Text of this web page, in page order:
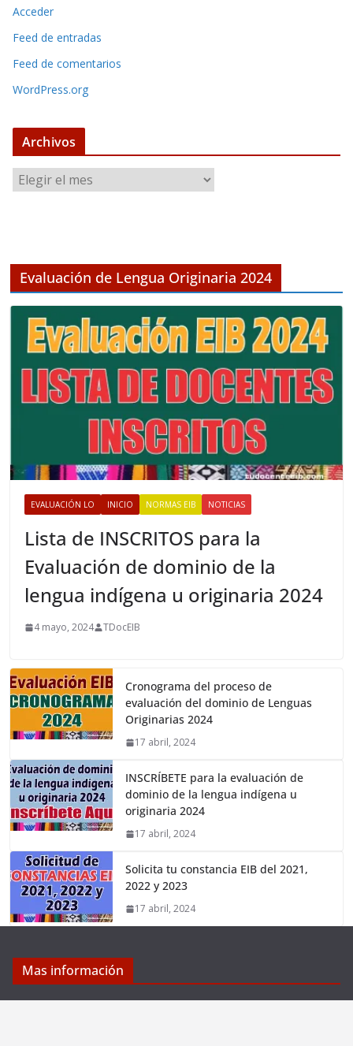
Acceder
Feed de entradas
Feed de comentarios
WordPress.org
Archivos
r
o
Evaluación de Lengua Originaria 2024
EVALUACIÓN LO INICIO NORMAS EIB NOTICIAS
Lista de INSCRITOS para la
Evaluación de dominio de la
lengua indígena u originaria 2024
4 mayo, 2024 TDocEIB
Cronograma del proceso de
evaluación del dominio de Lenguas
Originarias 2024
17 abril, 2024
INSCRÍBETE para la evaluación de
dominio de la lengua indígena u
originaria 2024
17 abril, 2024
Solicita tu constancia EIB del 2021,
2022 y 2023
17 abril, 2024
Mas información